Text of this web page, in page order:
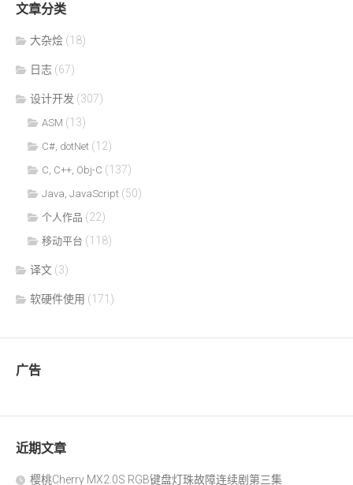
文章分类
大杂烩 (18)
日志 (67)
设计开发 (307)
ASM (13)
C#, dotNet (12)
C, C++, Obj-C (137)
Java, JavaScript (50)
个人作品 (22)
移动平台 (118)
译文 (3)
软硬件使用 (171)
广告
近期文章
樱桃Cherry MX2.0S RGB键盘灯珠故障连续剧第三集